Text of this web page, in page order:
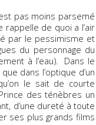
pas moins parsemé
de quoi a l’air
par le pessimisme et
du personnage du
à l’eau). Dans le
dans l’optique d’un
le sait de courte
des ténèbres un
d’une dureté à toute
ses plus grands films